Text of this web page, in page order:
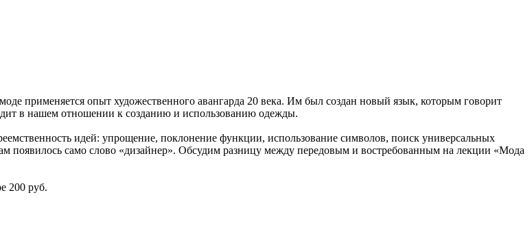
применяется опыт художественного авангарда 20 века. Им был создан новый язык, которым говорит
в нашем отношении к созданию и использованию одежды.
идей: упрощение, поклонение функции, использование символов, поиск универсальных
появилось само слово «дизайнер». Обсудим разницу между передовым и востребованным на лекции «Мода
200 руб.